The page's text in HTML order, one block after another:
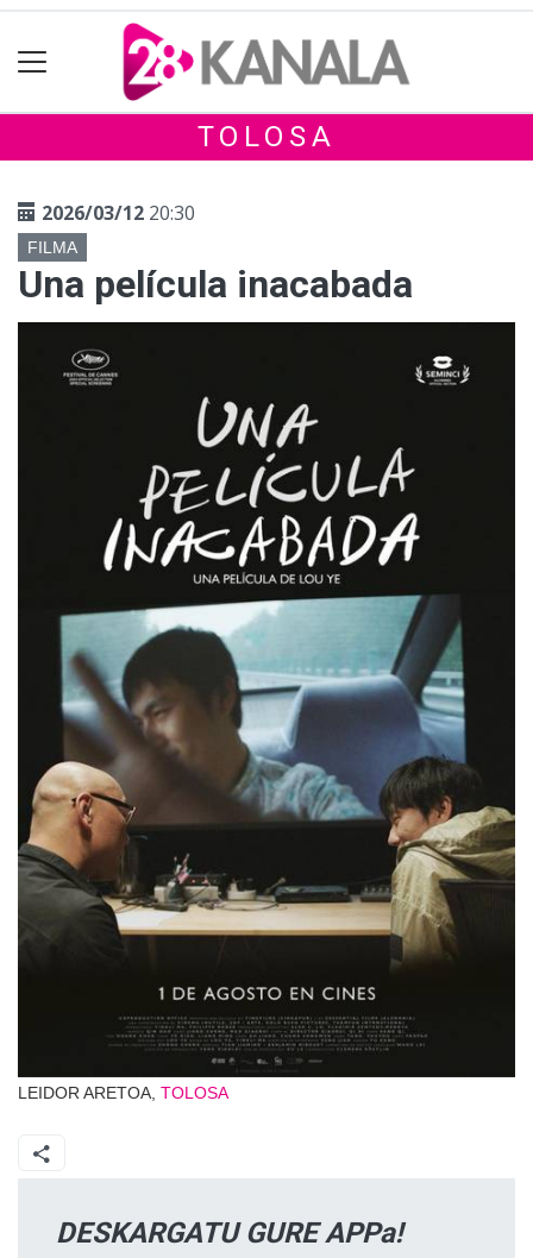
TOLOSA
2026/03/12 20:30
FILMA
Una película inacabada
LEIDOR ARETOA, TOLOSA
DESKARGATU GURE APPa!